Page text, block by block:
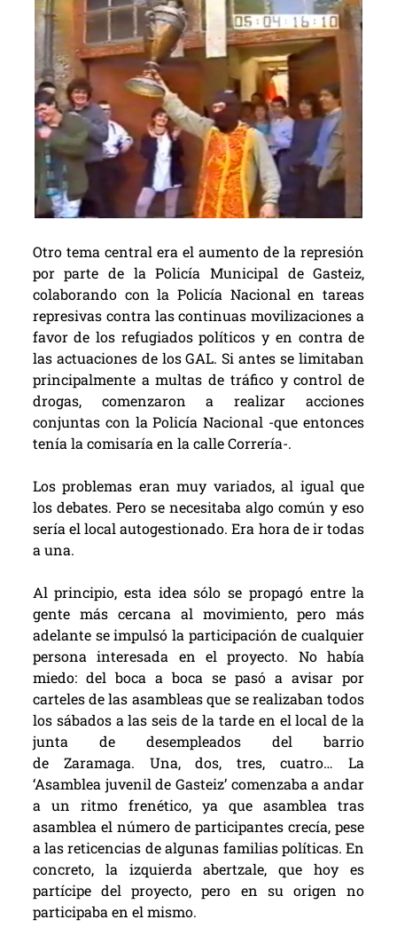
Otro tema central era el aumento de la represión
por parte de la Policía Municipal de Gasteiz,
colaborando con la Policía Nacional en tareas
represivas contra las continuas movilizaciones a
favor de los refugiados políticos y en contra de
las actuaciones de los GAL. Si antes se limitaban
principalmente a multas de tráfico y control de
drogas, comenzaron a realizar acciones
conjuntas con la Policía Nacional -que entonces
tenía la comisaría en la calle Correría-.
Los problemas eran muy variados, al igual que
los debates. Pero se necesitaba algo común y eso
sería el local autogestionado. Era hora de ir todas
a una.
Al principio, esta idea sólo se propagó entre la
gente más cercana al movimiento, pero más
adelante se impulsó la participación de cualquier
persona interesada en el proyecto. No había
miedo: del boca a boca se pasó a avisar por
carteles de las asambleas que se realizaban todos
los sábados a las seis de la tarde en el local de la
junta de desempleados del barrio
de Zaramaga. Una, dos, tres, cuatro… La
‘Asamblea juvenil de Gasteiz’ comenzaba a andar
a un ritmo frenético, ya que asamblea tras
asamblea el número de participantes crecía, pese
a las reticencias de algunas familias políticas. En
concreto, la izquierda abertzale, que hoy es
partícipe del proyecto, pero en su origen no
participaba en el mismo.